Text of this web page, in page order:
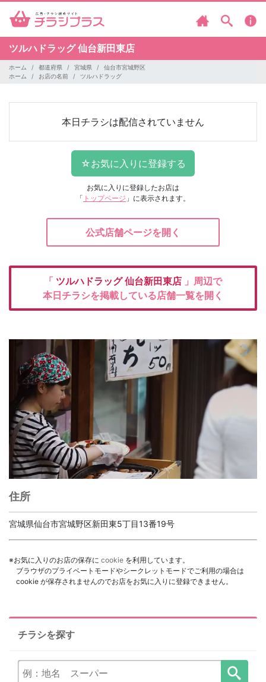
ツルハドラッグ仙台新田東店
ホーム 都道府県 宮城県
仙台市宮城野区
ホーム
お店の名前 ツルハドラッグ
本日チラシは配信されていません
お気に入りに登録したお店は
「 トップページ 」に表示されます。
公式店舗ページを開く
「 ツルハドラッグ仙台新田東店 」周辺で
本日チラシを掲載している店舗一覧を開く
住所
宮城県仙台市宮城野区新田東5丁目13番19号
※お気に入りのお店の保存に cookie を利用しています。
ブラウザのプライベートモードやシークレットモードでご利用の場合は
cookie が保存されませんのでお店をお気に入りに登録できません。
チラシを探す